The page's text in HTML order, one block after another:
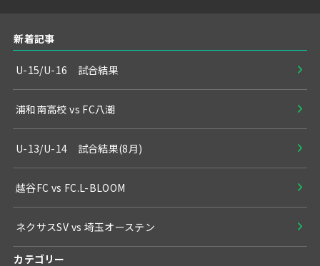
新着記事
U-15/U-16 試合結果
浦和南高校 vs FC八潮
U-13/U-14 試合結果(8月)
越谷FC vs FC.L-BLOOM
ネクサスSV vs 埼玉オーステン
カテゴリー